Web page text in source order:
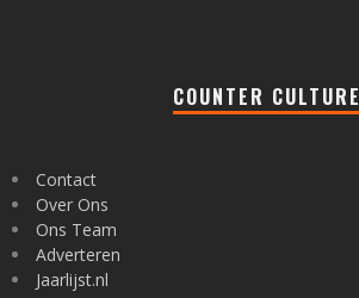
COUNTER CULTURE
Contact
Over Ons
Ons Team
Adverteren
Jaarlijst.nl